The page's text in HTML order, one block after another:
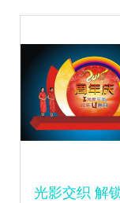
光影交织 解